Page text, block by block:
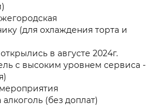
(для охлаждения торта и
в августе 2024г.
с высоким уровнем сервиса -
за алкоголь (без доплат)